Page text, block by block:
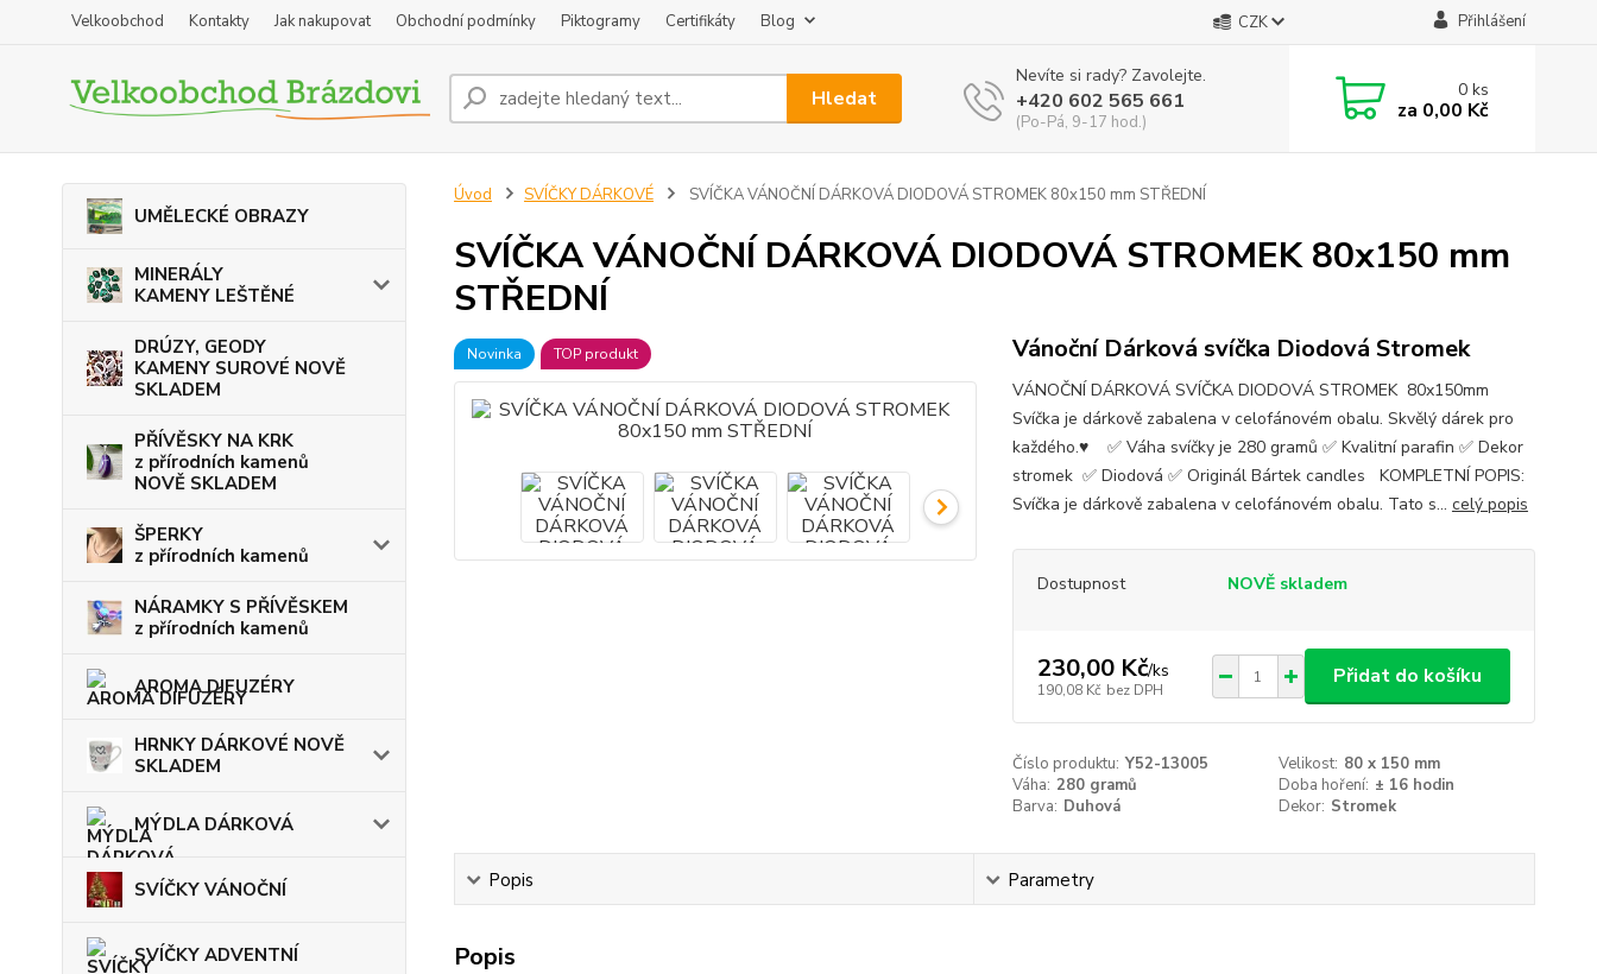
Velkoobchod Kontakty Jak nakupovat Obchodní podmínky Piktogramy Certifikáty Blog CZK Přihlášení
Hledat
Nevíte si rady? Zavolejte.
+420 602 565 661
(Po-Pá, 9-17 hod.)
0ks
za 0,00 Kč
UMĚLECKÉ OBRAZY
MINERÁLY
KAMENY LEŠTĚNÉ
DRÚZY, GEODY
KAMENY SUROVÉ NOVĚ
SKLADEM
PŘÍVĚSKY NA KRK
z přírodních kamenů
NOVĚ SKLADEM
ŠPERKY
z přírodních kamenů
NÁRAMKY S PŘÍVĚSKEM
z přírodních kamenů
AROMA DIFUZÉRY
HRNKY DÁRKOVÉ NOVĚ
SKLADEM
MÝDLA DÁRKOVÁ
SVÍČKY VÁNOČNÍ
SVÍČKY ADVENTNÍ
Úvod SVÍČKY DÁRKOVÉ SVÍČKA VÁNOČNÍ DÁRKOVÁ DIODOVÁ STROMEK 80x150 mm STŘEDNÍ
SVÍČKA VÁNOČNÍ DÁRKOVÁ DIODOVÁ STROMEK 80x150 mm
STŘEDNÍ
Novinka TOP produkt Vánoční Dárková svíčka Diodová Stromek
VÁNOČNÍ DÁRKOVÁ SVÍČKA DIODOVÁ STROMEK 80x150mm
Svíčka je dárkově zabalena v celofánovém obalu. Skvělý dárek pro
každého.♥ ✅ Váha svíčky je 280 gramů ✅ Kvalitní parafin ✅ Dekor
stromek ✅ Diodová ✅ Originál Bártek candles KOMPLETNÍ POPIS:
Svíčka je dárkově zabalena v celofánovém obalu. Tato s... celý popis
Dostupnost NOVĚ skladem
230,00 Kč/ks
190,08 Kč bez DPH
Přidat do košíku
Číslo produktu: Y52-13005 Velikost: 80 x 150 mm
Váha: 280 gramů Doba hoření: ± 16 hodin
Barva: Duhová Dekor: Stromek
Popis Parametry
Popis